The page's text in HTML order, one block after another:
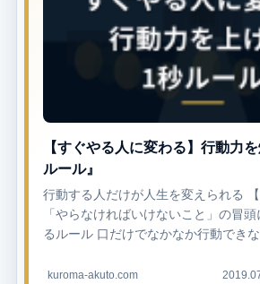
【すぐやる人に変わる】行動力
ルール』
行動する人だけが人生を変えられる
「やらなければいけないこと」の冒頭
るルール 口だけでなかなか行動でき
kuroma-akuto.com